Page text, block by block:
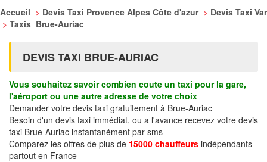
Accueil > Devis Taxi Provence Alpes Côte d'azur > Devis Taxi Var
> Taxis Brue-Auriac
DEVIS TAXI BRUE-AURIAC
Vous souhaitez savoir combien coute un taxi pour la gare,
l'aéroport ou une autre adresse de votre choix
Demander votre devis taxi gratuitement à Brue-Auriac
Besoin d'un devis taxi immédiat, ou a l'avance recevez votre devis
taxi Brue-Auriac instantanément par sms
Comparez les offres de plus de 15000 chauffeurs indépendants
partout en France